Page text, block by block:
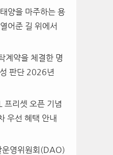
양을 마주하는 용
어준 길 위에서
계약을 체결한 명
판단 2026년
프리셋 오픈 기념
우선 혜택 안내
운영위원회(DAO)